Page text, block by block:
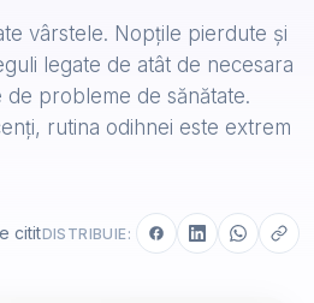
vârstele. Nopțile pierdute și
legate de atât de necesara
de probleme de sănătate.
rutina odihnei este extrem
cititDISTRIBUIE: